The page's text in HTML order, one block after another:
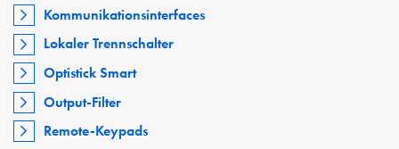
Kommunikationsinterfaces
Lokaler Trennschalter
Optistick Smart
Output-Filter
Remote-Keypads